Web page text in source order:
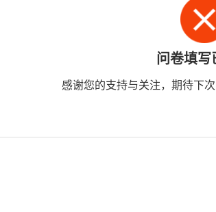
问卷填写
感谢您的支持与关注，期待下